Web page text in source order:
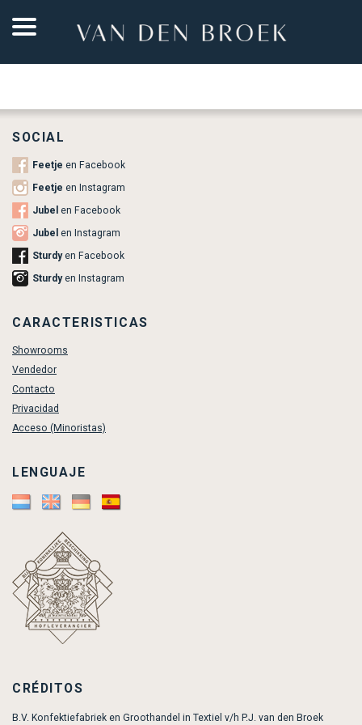
SOCIAL
Feetje en Facebook
Feetje en Instagram
Jubel en Facebook
Jubel en Instagram
Sturdyen Facebook
Sturdyen Instagram
CARACTERISTICAS
Showrooms
Vendedor
Contacto
Privacidad
Acceso (Minoristas)
LENGUAJE
CRÉDITOS
B.V. Konfektiefabriek en Groothandel in Textiel v/h P.J. van den Broek